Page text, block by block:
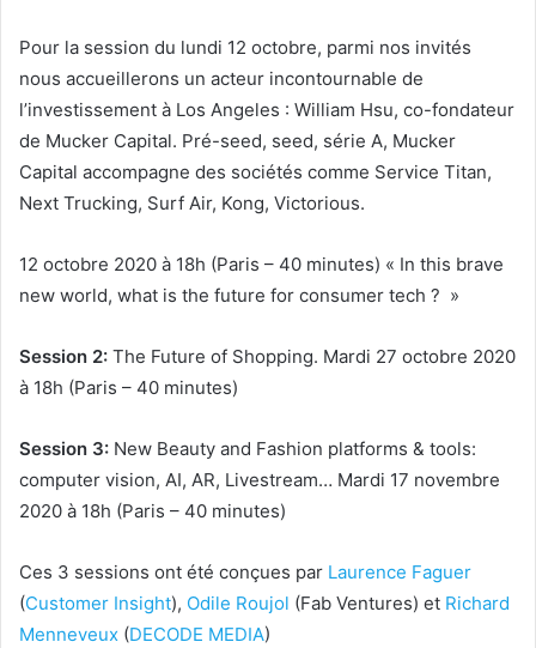
Pour la session du lundi 12 octobre, parmi nos invités
nous accueillerons un acteur incontournable de
l’investissement à Los Angeles : William Hsu, co-fondateur
de Mucker Capital. Pré-seed, seed, série A, Mucker
Capital accompagne des sociétés comme Service Titan,
Next Trucking, Surf Air, Kong, Victorious.
12 octobre 2020 à 18h (Paris – 40 minutes) « In this brave
new world, what is the future for consumer tech ? »
Session 2: The Future of Shopping. Mardi 27 octobre 2020
à 18h (Paris – 40 minutes)
Session 3: New Beauty and Fashion platforms & tools:
computer vision, AI, AR, Livestream… Mardi 17 novembre
2020 à 18h (Paris – 40 minutes)
Ces 3 sessions ont été conçues par Laurence Faguer
(Customer Insight), Odile Roujol (Fab Ventures) et Richard
Menneveux (DECODE MEDIA)